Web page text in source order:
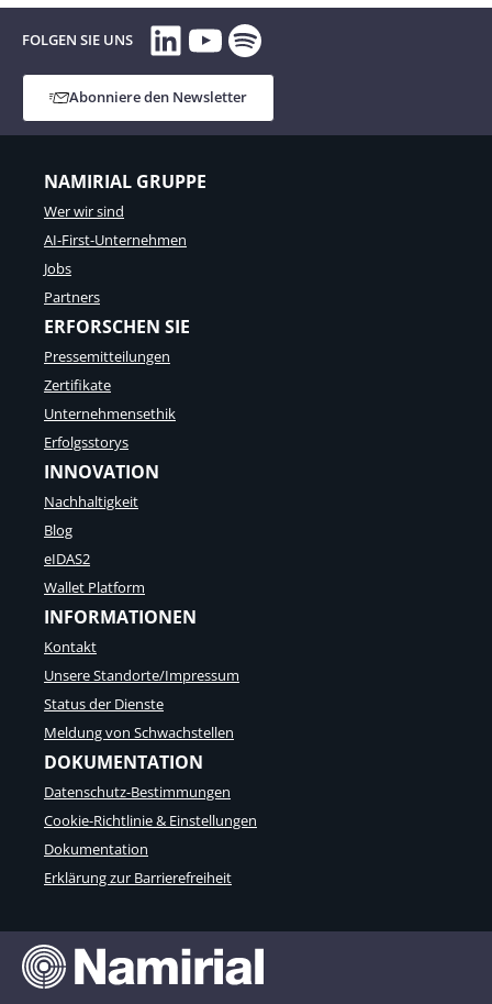
FOLGEN SIE UNS LinkedIn
YouTube
Spotify
Abonniere den Newsletter
NAMIRIAL GRUPPE
Wer wir sind
AI-First-Unternehmen
Jobs
Partners
ERFORSCHEN SIE
Pressemitteilungen
Zertifikate
Unternehmensethik
Erfolgsstorys
INNOVATION
Nachhaltigkeit
Blog
eIDAS2
Wallet Platform
INFORMATIONEN
Kontakt
Unsere Standorte/Impressum
Status der Dienste
Meldung von Schwachstellen
DOKUMENTATION
Datenschutz-Bestimmungen
Cookie-Richtlinie & Einstellungen
Dokumentation
Erklärung zur Barrierefreiheit